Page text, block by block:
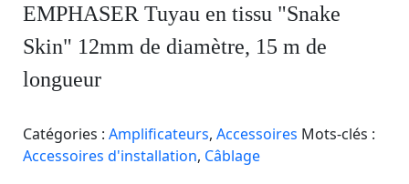
EMPHASER Tuyau en tissu "Snake
Skin" 12mm de diamètre, 15 m de
longueur
Catégories : Amplificateurs, Accessoires Mots-clés :
Accessoires d'installation, Câblage